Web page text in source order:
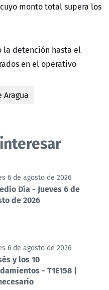
monto total supera los
la detención hasta el
en el operativo
Aragua
6 de agosto de 2026
Día - Jueves 6 de
de 2026
6 de agosto de 2026
y los 10
- T1E158 |